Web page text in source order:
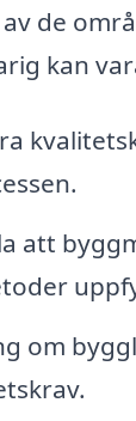
de
kan
att
om